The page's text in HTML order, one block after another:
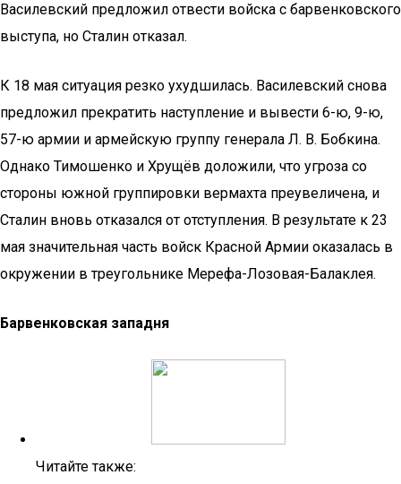
Василевский предложил отвести войска с барвенковского
выступа, но Сталин отказал.
К 18 мая ситуация резко ухудшилась. Василевский снова
предложил прекратить наступление и вывести 6-ю, 9-ю,
57-ю армии и армейскую группу генерала Л. В. Бобкина.
Однако Тимошенко и Хрущёв доложили, что угроза со
стороны южной группировки вермахта преувеличена, и
Сталин вновь отказался от отступления. В результате к 23
мая значительная часть войск Красной Армии оказалась в
окружении в треугольнике Мерефа-Лозовая-Балаклея.
Барвенковская западня
Читайте также: